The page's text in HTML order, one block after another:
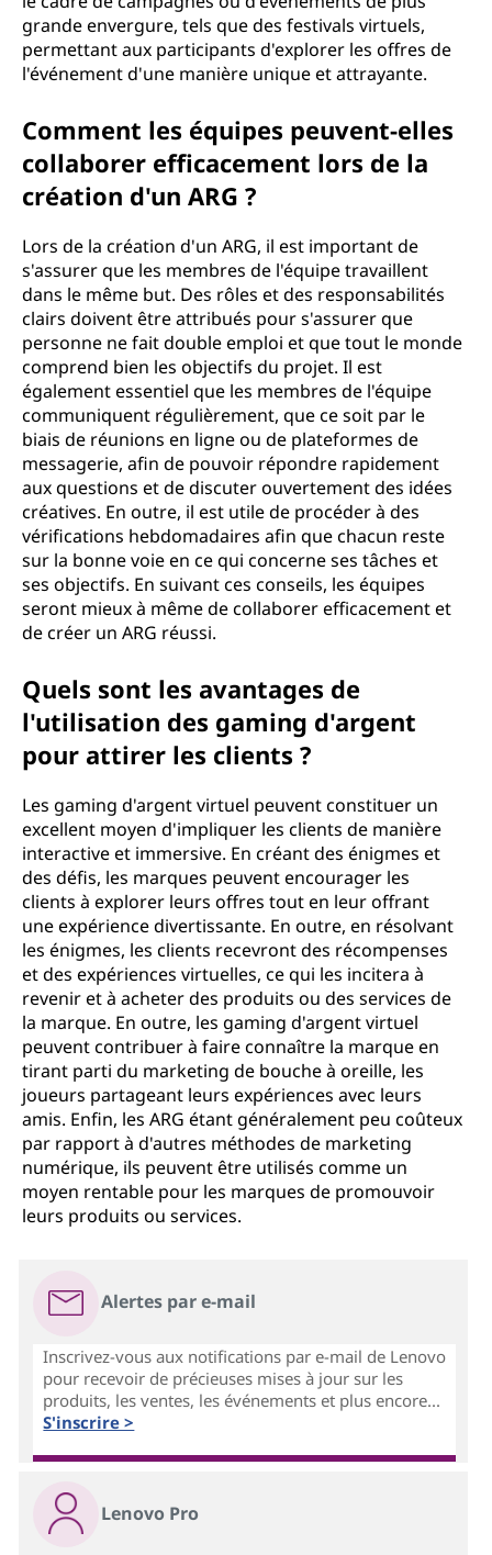
grande envergure, tels que des festivals virtuels,
permettant aux participants d'explorer les offres de
l'événement d'une manière unique et attrayante.
Comment les équipes peuvent-elles
collaborer efficacement lors de la
création d'un ARG ?
Lors de la création d'un ARG, il est important de
s'assurer que les membres de l'équipe travaillent
dans le même but. Des rôles et des responsabilités
clairs doivent être attribués pour s'assurer que
personne ne fait double emploi et que tout le monde
comprend bien les objectifs du projet. Il est
également essentiel que les membres de l'équipe
communiquent régulièrement, que ce soit par le
biais de réunions en ligne ou de plateformes de
messagerie, afin de pouvoir répondre rapidement
aux questions et de discuter ouvertement des idées
créatives. En outre, il est utile de procéder à des
vérifications hebdomadaires afin que chacun reste
sur la bonne voie en ce qui concerne ses tâches et
ses objectifs. En suivant ces conseils, les équipes
seront mieux à même de collaborer efficacement et
de créer un ARG réussi.
Quels sont les avantages de
l'utilisation des gaming d'argent
pour attirer les clients ?
Les gaming d'argent virtuel peuvent constituer un
excellent moyen d'impliquer les clients de manière
interactive et immersive. En créant des énigmes et
des défis, les marques peuvent encourager les
clients à explorer leurs offres tout en leur offrant
une expérience divertissante. En outre, en résolvant
les énigmes, les clients recevront des récompenses
et des expériences virtuelles, ce qui les incitera à
revenir et à acheter des produits ou des services de
la marque. En outre, les gaming d'argent virtuel
peuvent contribuer à faire connaître la marque en
tirant parti du marketing de bouche à oreille, les
joueurs partageant leurs expériences avec leurs
amis. Enfin, les ARG étant généralement peu coûteux
par rapport à d'autres méthodes de marketing
numérique, ils peuvent être utilisés comme un
moyen rentable pour les marques de promouvoir
leurs produits ou services.
Alertes par e-mail
Inscrivez-vous aux notifications par e-mail de Lenovo
pour recevoir de précieuses mises à jour sur les
produits, les ventes, les événements et plus encore...
S'inscrire >
Lenovo Pro